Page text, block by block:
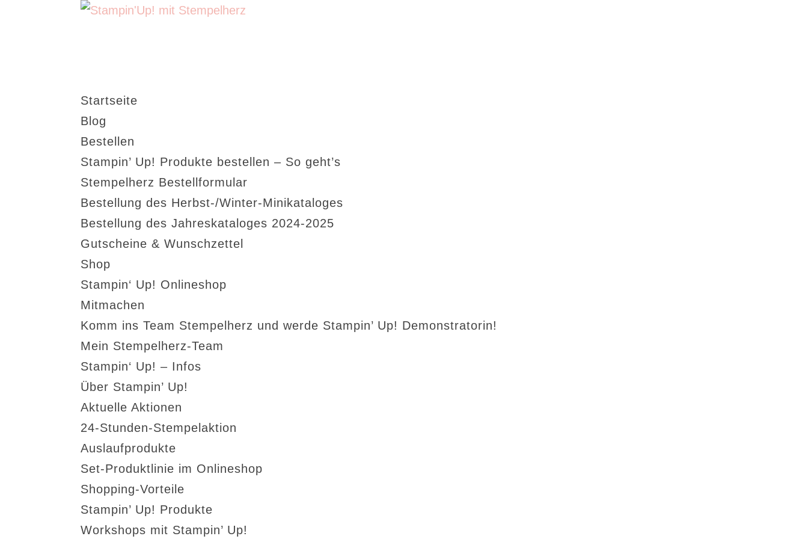
Startseite
Blog
Bestellen
Stampin’ Up! Produkte bestellen – So geht’s
Stempelherz Bestellformular
Bestellung des Herbst-/Winter-Minikataloges
Bestellung des Jahreskataloges 2024-2025
Gutscheine & Wunschzettel
Shop
Stampin‘ Up! Onlineshop
Mitmachen
Komm ins Team Stempelherz und werde Stampin’ Up! Demonstratorin!
Mein Stempelherz-Team
Stampin‘ Up! – Infos
Über Stampin’ Up!
Aktuelle Aktionen
24-Stunden-Stempelaktion
Auslaufprodukte
Set-Produktlinie im Onlineshop
Shopping-Vorteile
Stampin’ Up! Produkte
Workshops mit Stampin’ Up!